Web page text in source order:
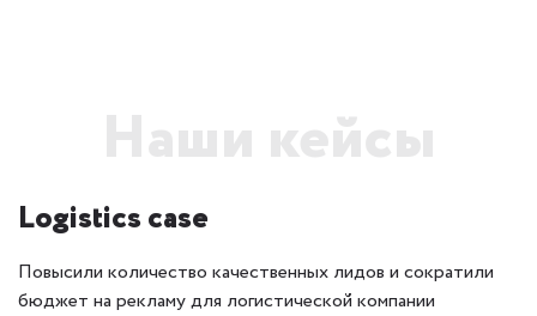
Logistics case
Повысили количество качественных лидов и сократили
бюджет на рекламу для логистической компании